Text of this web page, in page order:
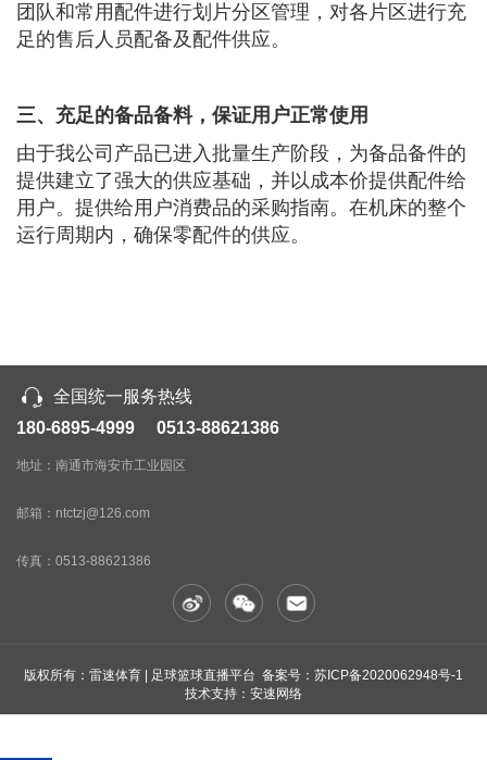
团队和常用配件进行划片分区管理，对各片区进行充
足的售后人员配备及配件供应。
三、充足的备品备料，保证用户正常使用
由于我公司产品已进入批量生产阶段，为备品备件的
提供建立了强大的供应基础，并以成本价提供配件给
用户。提供给用户消费品的采购指南。在机床的整个
运行周期内，确保零配件的供应。
全国统一服务热线
180-6895-4999 0513-88621386
地址：南通市海安市工业园区
邮箱：ntctzj@126.com
传真： 0513-88621386
版权所有：雷速体育 | 足球篮球直播平台 备案号： 苏ICP备2020062948号-1
技术支持：安速网络